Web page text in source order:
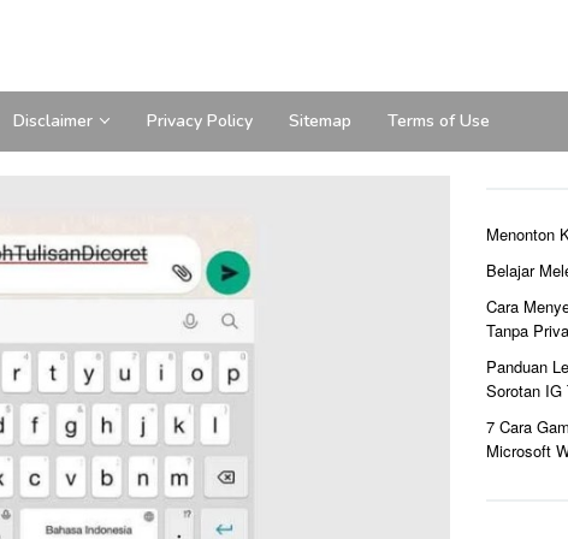
Disclaimer Privacy Policy Sitemap Terms of Use
Menonton
Belajar
Cara
Tanpa
Panduan
Sorotan IG
7 Cara
Microsoft